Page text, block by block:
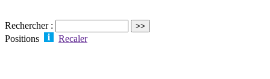
Rechercher :
Positions
Recaler